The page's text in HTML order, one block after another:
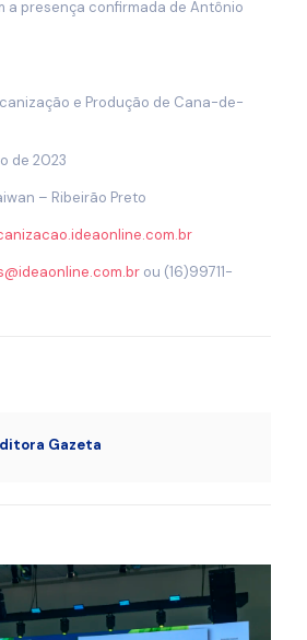
a presença confirmada de Antônio
e Produção de Cana-de-
de 2023
– Ribeirão Preto
ou (16)99711-
Gazeta